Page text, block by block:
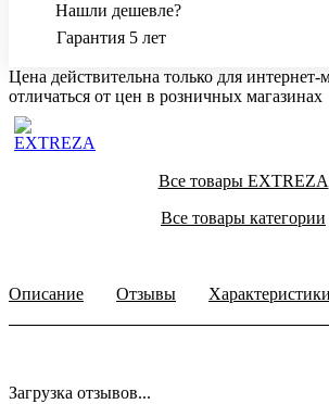
Нашли дешевле?
Гарантия 5 лет
Цена действительна только для
отличаться от цен в розничных магазинах
Все товары EXTREZA
Все товары категории
Описание Отзывы Характеристики
Загрузка отзывов...